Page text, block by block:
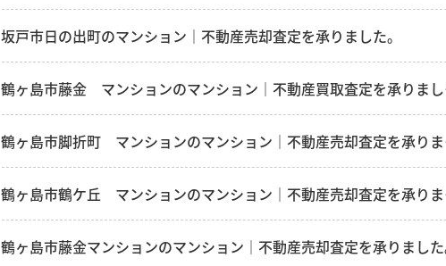
坂戸市日の出町のマンション｜不動産売却査定を承りました。
鶴ヶ
鶴ヶ
鶴ヶ
鶴ヶ島市藤金マンションのマンション｜不動産売却査定を承りました